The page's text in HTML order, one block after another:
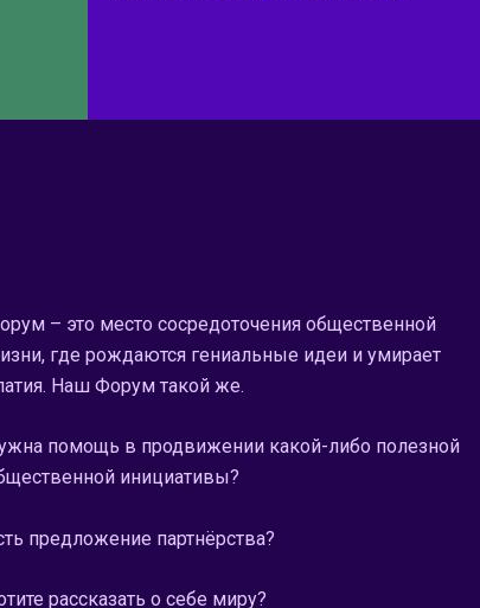
– это место сосредоточения общественной
где рождаются гениальные идеи и умирает
Наш Форум такой же.
помощь в продвижении какой-либо полезной
инициативы?
предложение партнёрства?
рассказать о себе миру?